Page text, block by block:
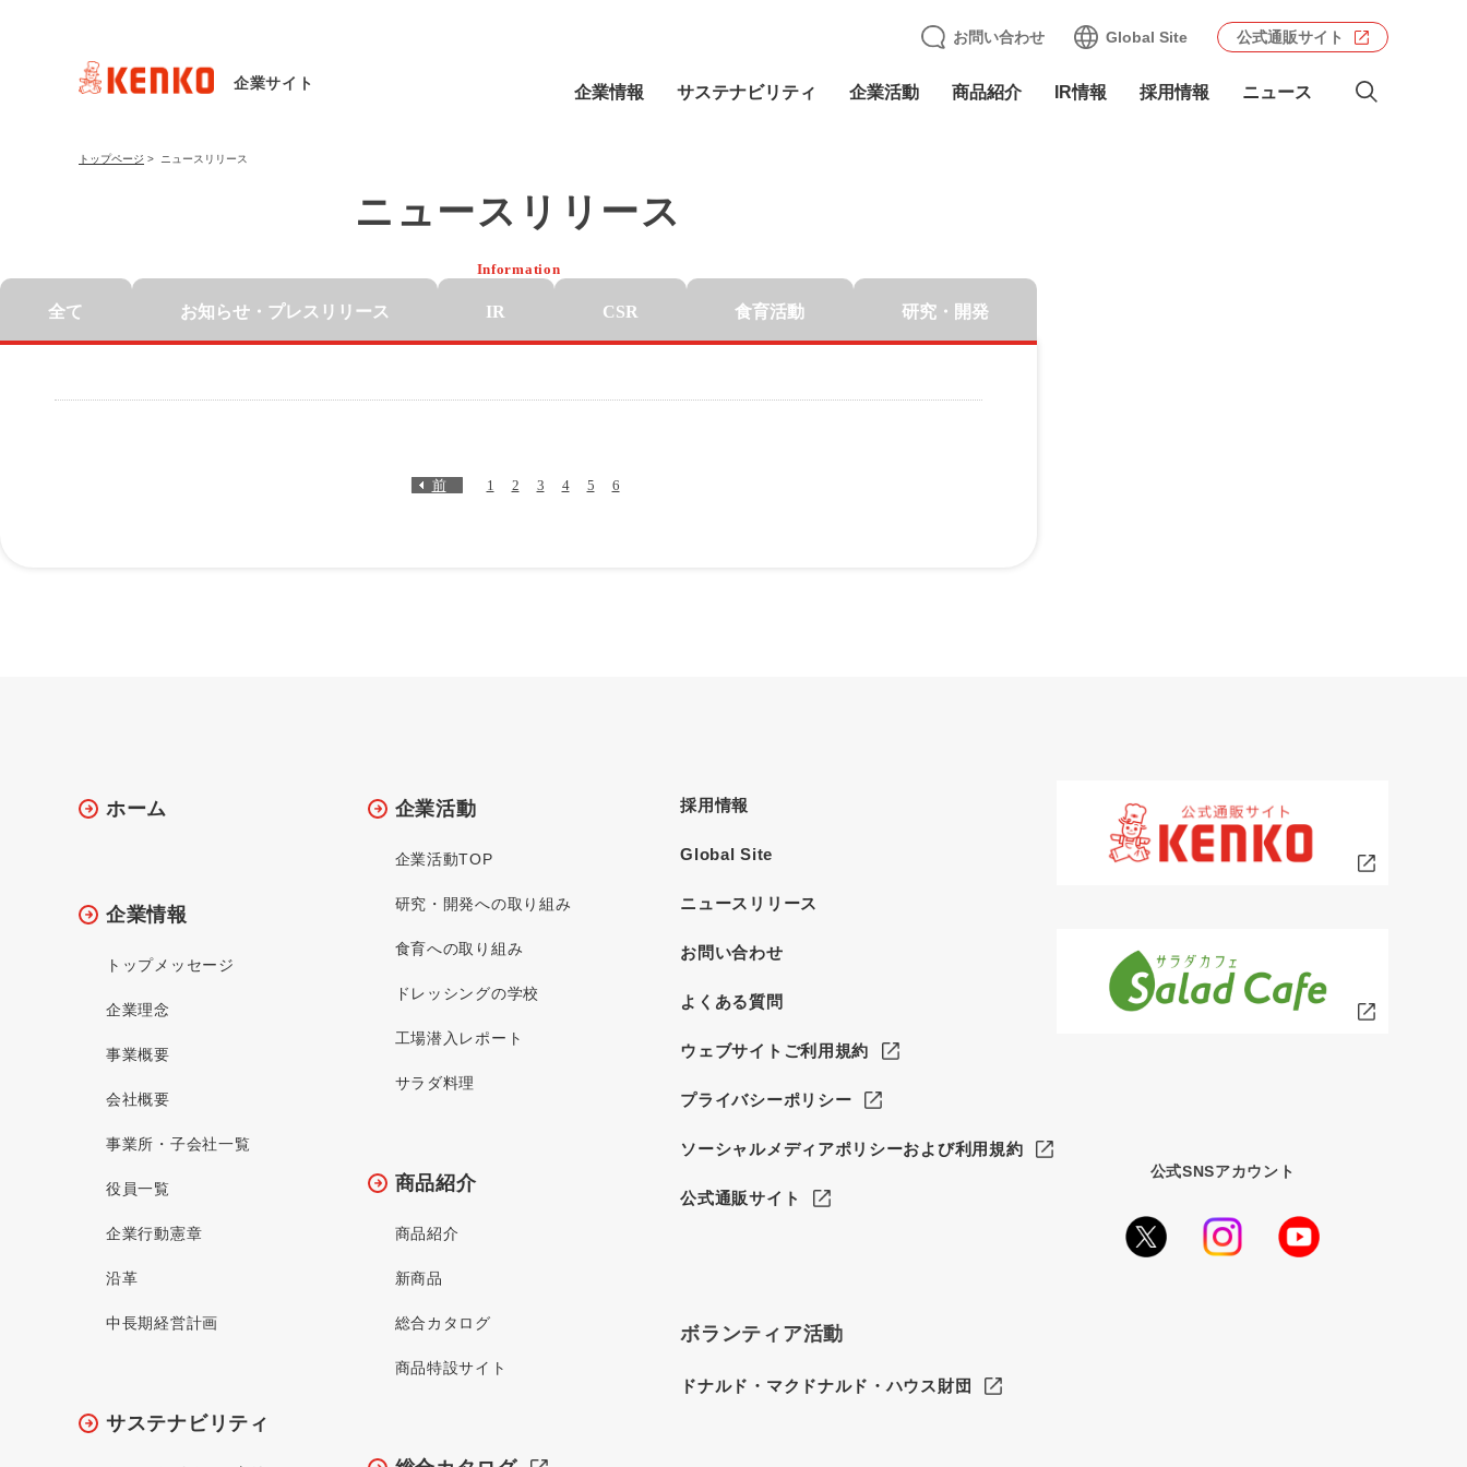
企業サイト 企業情報 サステナビリティ 企業活動 商品紹介 IR情報 採用情報 ニュース
お問い合わせ Global Site 公式通販サイト
トップページ > ニュースリリース
ニュースリリース
Information
全て お知らせ・ プレスリリース IR CSR 食育活動 研究・開発
前 1 2 3 4 5 6
ホーム
企業情報
トップメッセージ
企業理念
事業概要
会社概要
事業所・子会社一覧
役員一覧
企業行動憲章
沿革
中長期経営計画
サステナビリティ
企業活動
企業活動TOP
研究・開発への取り組み
食育への取り組み
ドレッシングの学校
工場潜入レポート
サラダ料理
商品紹介
商品紹介
新商品
総合カタログ
商品特設サイト
採用情報
Global Site
ニュースリリース
お問い合わせ
よくある質問
ウェブサイトご利用規約
プライバシーポリシー
ソーシャルメディアポリシーおよび利用規約
公式通販サイト
ボランティア活動
ドナルド・マクドナルド・ハウス財団
公式SNSアカウント